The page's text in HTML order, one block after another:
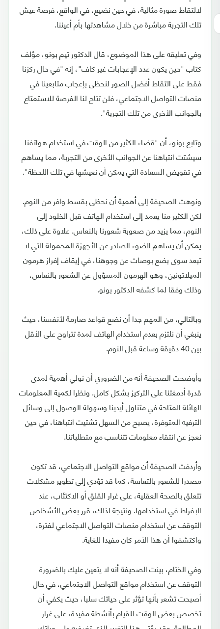
لالتقاط صورة مثالية، في حين نضيع، في الواقع، فرصة عيش
تلك التجربة مباشرة من خلال مشاهدتها بأم أعيننا.
وفي تعليقه على هذا الموضوع، قال الدكتور تيم بونو، مؤلف
كتاب "حين يكون عدد الإعجابات غير كاف"، إنه "في حال ركزنا
فقط على التقاط أفضل الصور لنحظى بإعجاب متابعينا في
منصات التواصل الاجتماعي، فلن تتاح لنا الفرصة للاستمتاع
بالجوانب الأخرى من تلك التجربة".
وتابع بونو، أن "قضاء الكثير من الوقت في استخدام هواتفنا
سيشتت انتباهنا عن الجوانب الأخرى من التجربة، مما يساهم
في تقويض السعادة التي يمكن أن نعيشها في تلك اللحظة".
ونوهت الصحيفة إلى أهمية أن نحظى بقسط وافر من النوم.
لكن الكثير منا يعمد إلى استخدام الهاتف قبل الخلود إلى
النوم، مما يزيد من صعوبة شعورنا بالنعاس. علاوة على ذلك،
يمكن أن يساهم الضوء الصادر عن الأجهزة المحمولة التي لا
تبعد سوى بضع بوصات عن وجوهنا، في إيقاف إفراز هرمون
الميلاتونين، وهو الهرمون المسؤول عن الشعور بالنعاس،
وذلك وفقا لما كشفه الدكتور بونو.
وبالتالي، من المهم جدا أن نضع قواعد صارمة لأنفسنا، حيث
ينبغي أن نلتزم بعدم استخدام الهاتف لمدة تتراوح على الأقل
بين 40 دقيقة وساعة قبل النوم.
وأوضحت الصحيفة أنه من الضروري أن نولي أهمية لمدى
قدرة أدمغتنا على التركيز بشكل كامل. ونظرا لكمية المعلومات
الهائلة المتاحة في متناول أيدينا وسهولة الوصول إلى وسائل
الترفيه المتوفرة، يصبح من السهل تشتيت انتباهنا، في حين
نعجز عن انتقاء معلومات تتناسب مع متطلباتنا.
وأردفت الصحيفة أن مواقع التواصل الاجتماعي، قد تكون
مصدرا للشعور بالتعاسة، كما قد تؤدي إلى تطوير مشكلات
تتعلق بالصحة العقلية، على غرار القلق أو الاكتئاب، عند
الإفراط في استخدامها. ونتيجة لذلك، قرر بعض الأشخاص
التوقف عن استخدام منصات التواصل الاجتماعي لفترة،
واكتشفوا أن هذا الأمر كان مفيدا للغاية.
وفي الختام، بينت الصحيفة أنه لا يتعين عليك بالضرورة
التوقف عن استخدام مواقع التواصل الاجتماعي، في حال
أصبحت تشعر بأنها تؤثر على حياتك سلبا، حيث يكفي أن
تخصص بعض الوقت للقيام بأنشطة مفيدة، على غرار